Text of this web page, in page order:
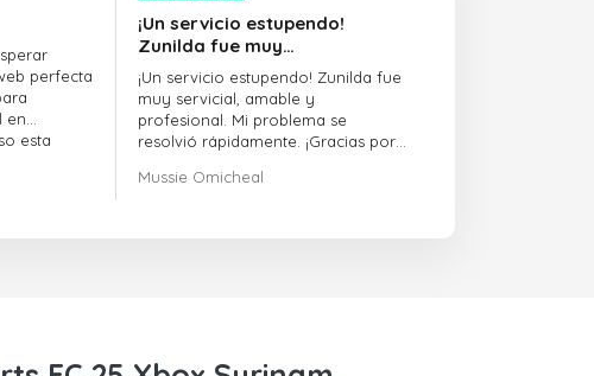
perfecta
en
esta
¡Un servicio estupendo!
Zunilda fue muy…
¡Un servicio estupendo! Zunilda fue
muy servicial, amable y
profesional. Mi problema se
resolvió rápidamente. ¡Gracias por
Mussie Omicheal